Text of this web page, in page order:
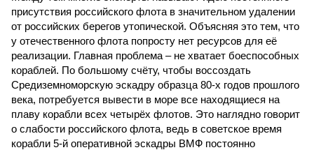
присутствия российского флота в значительном удалении
от российских берегов утопической. Объясняя это тем, что
у отечественного флота попросту нет ресурсов для её
реализации. Главная проблема – не хватает боеспособных
кораблей. По большому счёту, чтобы воссоздать
Средиземноморскую эскадру образца 80-х годов прошлого
века, потребуется вывести в море все находящиеся на
плаву корабли всех четырёх флотов. Это наглядно говорит
о слабости российского флота, ведь в советское время
корабли 5-й оперативной эскадры ВМФ постоянно